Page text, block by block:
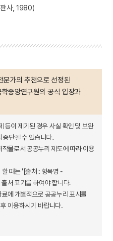
판사, 1980)
문가의 추천으로 선정된
중앙연구원의 공식 입장과
등이 제기된 경우 사실 확인 및 보완
중단될 수 있습니다.
물로서 공공누리 제도에 따라 이용
할 때는 '[출처 : 항목명 -
처 표기를 하여야 합니다.
에 개별적으로 공공누리 표시를
이용하시기 바랍니다.